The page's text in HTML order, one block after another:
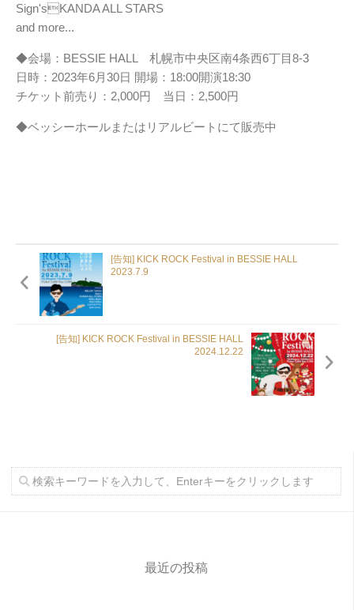
Sign'sKANDA ALL STARS
and more...
◆会場：BESSIE HALL 札幌市中央区南4条西6丁目8-3
日時：2023年6月30日 開場：18:00開演18:30
チケット前売り：2,000円 当日：2,500円
◆ベッシーホールまたはリアルビートにて販売中
[告知] KICK ROCK Festival in BESSIE HALL
2023.7.9
[告知] KICK ROCK Festival in BESSIE HALL
2024.12.22
最近の投稿